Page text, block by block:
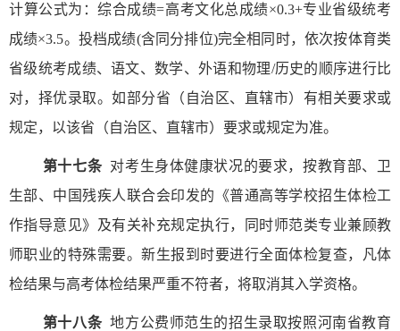
计算公式为：综合成绩=高考文化总成绩×0.3+专业省级统考
成绩×3.5。投档成绩(含同分排位)完全相同时，依次按体育类
省级统考成绩、语文、数学、外语和物理/历史的顺序进行比
对，择优录取。如部分省（自治区、直辖市）有相关要求或
规定，以该省（自治区、直辖市）要求或规定为准。
第十七条 对考生身体健康状况的要求，按教育部、卫
生部、中国残疾人联合会印发的《普通高等学校招生体检工
作指导意见》及有关补充规定执行，同时师范类专业兼顾教
师职业的特殊需要。新生报到时要进行全面体检复查，凡体
检结果与高考体检结果严重不符者，将取消其入学资格。
第十八条 地方公费师范生的招生录取按照河南省教育